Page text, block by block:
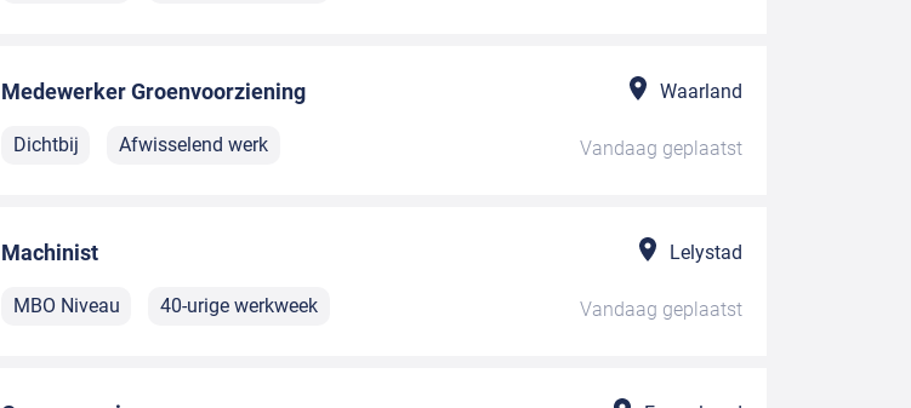
Medewerker Groenvoorziening Waarland
Dichtbij Afwisselend werk Vandaag geplaatst
Machinist Lelystad
MBO Niveau 40-urige werkweek Vandaag geplaatst